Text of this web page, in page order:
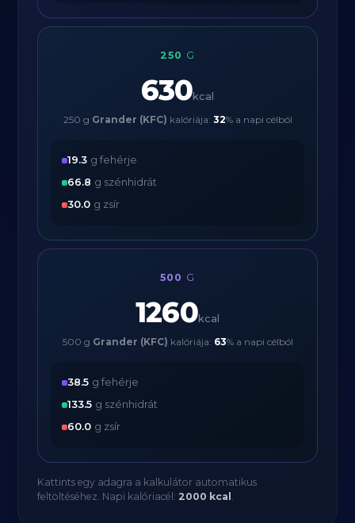
250 G
630kcal
250 g Grander (KFC) kalóriája: 32% a napi célból
19.3 g fehérje
66.8 g szénhidrát
30.0 g zsír
500 G
1260kcal
500 g Grander (KFC) kalóriája: 63% a napi célból
38.5 g fehérje
133.5 g szénhidrát
60.0 g zsír
Kattints egy adagra a kalkulátor automatikus
feltöltéséhez. Napi kalóriacél: 2000 kcal .